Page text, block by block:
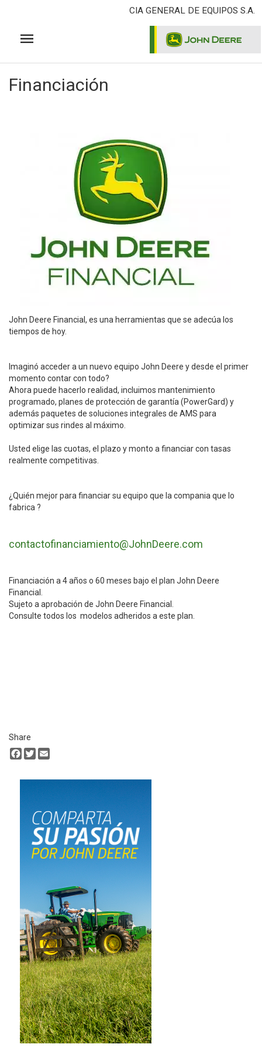
principal
CIA GENERAL DE EQUIPOS S.A.
Financiación
John Deere Financial, es una herramientas que se adecúa los
tiempos de hoy.
Imaginó acceder a un nuevo equipo John Deere y desde el primer
momento contar con todo?
Ahora puede hacerlo realidad, incluimos mantenimiento
programado, planes de protección de garantía (PowerGard) y
además paquetes de soluciones integrales de AMS para
optimizar sus rindes al máximo.
Usted elige las cuotas, el plazo y monto a financiar con tasas
realmente competitivas.
¿Quién mejor para financiar su equipo que la compania que lo
fabrica ?
contactofinanciamiento@JohnDeere.com
Financiación a 4 años o 60 meses bajo el plan John Deere
Financial.
Sujeto a aprobación de John Deere Financial.
Consulte todos los modelos adheridos a este plan.
Share
Facebook
Twitter